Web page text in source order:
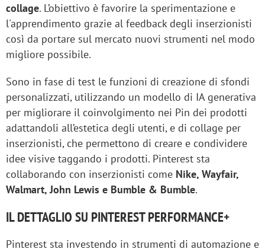
collage. L’obiettivo è favorire la sperimentazione e
l'apprendimento grazie al feedback degli inserzionisti
così da portare sul mercato nuovi strumenti nel modo
migliore possibile.
Sono in fase di test le funzioni di creazione di sfondi
personalizzati, utilizzando un modello di IA generativa
per migliorare il coinvolgimento nei Pin dei prodotti
adattandoli all’estetica degli utenti, e di collage per
inserzionisti, che permettono di creare e condividere
idee visive taggando i prodotti. Pinterest sta
collaborando con inserzionisti come Nike, Wayfair,
Walmart, John Lewis e Bumble & Bumble.
IL DETTAGLIO SU PINTEREST PERFORMANCE+
Pinterest sta investendo in strumenti di automazione e